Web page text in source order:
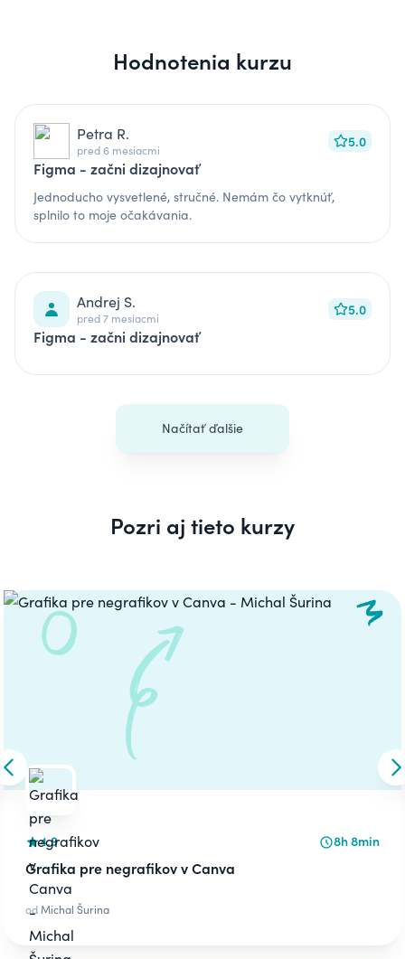
Hodnotenia kurzu
Petra R.
pred 6 mesiacmi 5.0
Figma - začni dizajnovať
Jednoducho vysvetlené, stručné. Nemám čo vytknúť,
splnilo to moje očakávania.
Andrej S.
pred 7 mesiacmi 5.0
Figma - začni dizajnovať
Načítať ďalšie
Pozri aj tieto kurzy
Carousel
Skip to previous slide
4.9 8h 8min
Grafika pre negrafikov v Canva
odMichal Šurina